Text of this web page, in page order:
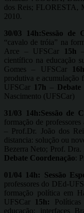
dos Reis; FLORESTA,
2010.
30/03 14h:Sessão de
“cavalo de tróia” na
Arce – UFSCar
15h
científico na educação
Gomes – UFSCar
16h
produtiva e
UFSCar 17h – Debate
Nascimento (UFSCar)
31/03 14h:Sessão de
formação de
– Prof.Dr. João dos
distancia: solução ou
Bezerra Neto; Prof.
Debate Coordenação:
01/04
14h: Sessão
professores do DEd-
formação política em
UFSCar
15h:
educação: interfaces